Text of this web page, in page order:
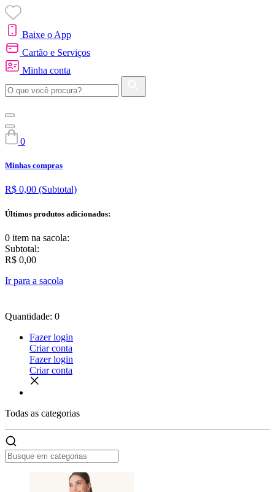
Baixe o App
Cartão e Serviços
Minha conta
0
Minhas compras
R$ 0,00 (Subtotal)
Últimos produtos adicionados:
0 item na sacola:
Subtotal:
R$ 0,00
Ir para a sacola
Quantidade: 0
Fazer login
Criar conta
Fazer login
Criar conta
Todas as categorias